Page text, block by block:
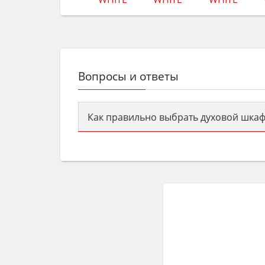
Вопросы и ответы
Как правильно выбрать духовой
семьи, класс энергопотребления не